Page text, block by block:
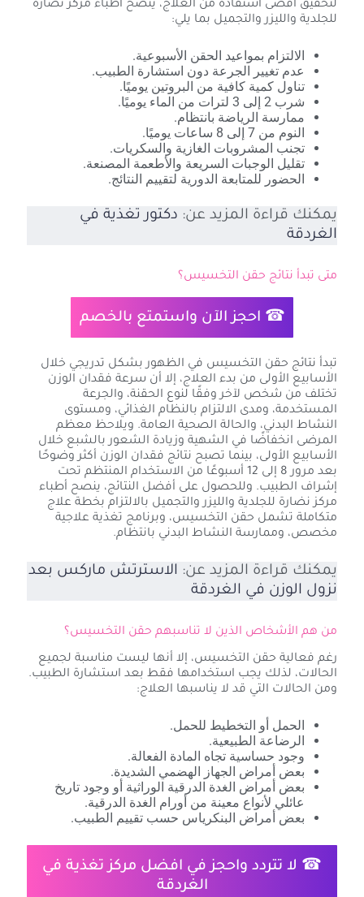
لتحقيق أقصى استفادة من العلاج، ينصح أطباء مركز نضارة
للجلدية والليزر والتجميل بما يلي:
الالتزام بمواعيد الحقن الأسبوعية.
عدم تغيير الجرعة دون استشارة الطبيب.
تناول كمية كافية من البروتين يوميًا.
شرب 2 إلى 3 لترات من الماء يوميًا.
ممارسة الرياضة بانتظام.
النوم من 7 إلى 8 ساعات يوميًا.
تجنب المشروبات الغازية والسكريات.
تقليل الوجبات السريعة والأطعمة المصنعة.
الحضور للمتابعة الدورية لتقييم النتائج.
يمكنك قراءة المزيد عن: دكتور تغذية في
الغردقة
متى تبدأ نتائج حقن التخسيس؟
☎ احجز الآن واستمتع بالخصم
تبدأ نتائج حقن التخسيس في الظهور بشكل تدريجي خلال
الأسابيع الأولى من بدء العلاج، إلا أن سرعة فقدان الوزن
تختلف من شخص لآخر وفقًا لنوع الحقنة، والجرعة
المستخدمة، ومدى الالتزام بالنظام الغذائي، ومستوى
النشاط البدني، والحالة الصحية العامة. ويلاحظ معظم
المرضى انخفاضًا في الشهية وزيادة الشعور بالشبع خلال
الأسابيع الأولى، بينما تصبح نتائج فقدان الوزن أكثر وضوحًا
بعد مرور 8 إلى 12 أسبوعًا من الاستخدام المنتظم تحت
إشراف الطبيب. وللحصول على أفضل النتائج، ينصح أطباء
مركز نضارة للجلدية والليزر والتجميل بالالتزام بخطة علاج
متكاملة تشمل حقن التخسيس، وبرنامج تغذية علاجية
مخصص، وممارسة النشاط البدني بانتظام.
يمكنك قراءة المزيد عن: الاسترتش ماركس بعد
نزول الوزن في الغردقة
من هم الأشخاص الذين لا تناسبهم حقن التخسيس؟
رغم فعالية حقن التخسيس، إلا أنها ليست مناسبة لجميع
الحالات، لذلك يجب استخدامها فقط بعد استشارة الطبيب.
ومن الحالات التي قد لا يناسبها العلاج:
الحمل أو التخطيط للحمل.
الرضاعة الطبيعية.
وجود حساسية تجاه المادة الفعالة.
بعض أمراض الجهاز الهضمي الشديدة.
بعض أمراض الغدة الدرقية الوراثية أو وجود تاريخ
عائلي لأنواع معينة من أورام الغدة الدرقية.
بعض أمراض البنكرياس حسب تقييم الطبيب.
☎ لا تتردد واحجز في افضل مركز تغذية في
الغردقة